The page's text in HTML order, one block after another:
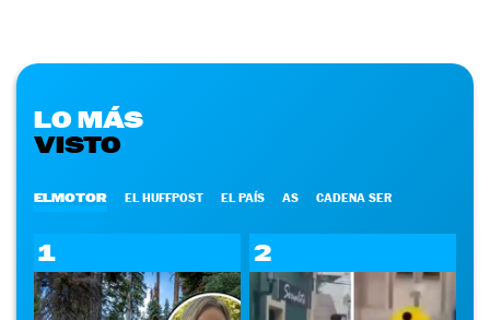
LO MÁS
VISTO
ELMOTOR EL HUFFPOST EL PAÍS AS CADENA SER
1 2